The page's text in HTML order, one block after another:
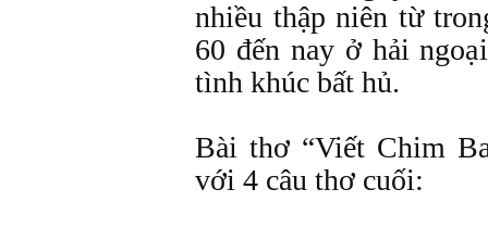
nhiều thập niên từ
60 đến nay ở hải
tình khúc bất hủ.
Bài thơ “Viết Chim
với 4 câu thơ cuối: